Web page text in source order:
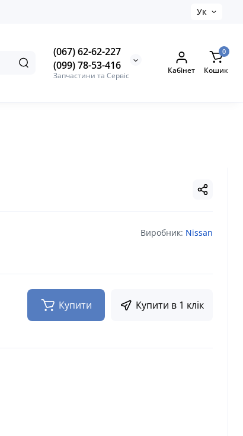
Ук
(067) 62-62-227
(099) 78-53-416
Запчастини та Сервіс Кабінет
0
Кошик
Виробник: Nissan
Купити Купити в 1 клік